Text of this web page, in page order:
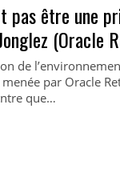
pas être une
(Oracle
de
par Oracle
que…